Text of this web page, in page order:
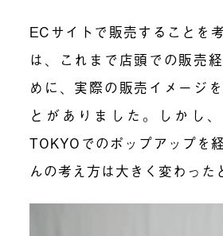
ECサイトで販売することを
は、これまで店頭での販売
めに、実際の販売イメージ
とがありました。しかし
TOKYOでのポップアップを
んの考え方は大きく変わった